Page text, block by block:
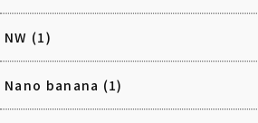
NW (1)
Nano banana (1)